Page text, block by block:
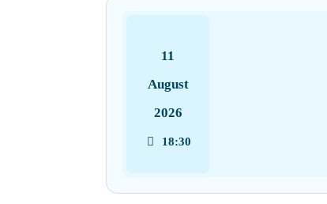
11
August
2026
18:30